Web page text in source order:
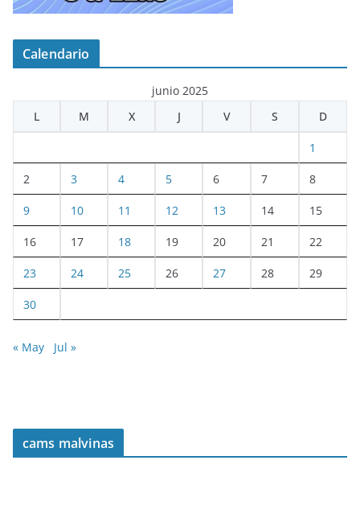
Calendario
junio 2025
L
M X J V S D
1
2 3 4 5 6 7 8
9 10 11 12 13 14 15
16 17 18 19 20 21 22
23 24 25 26 27 28 29
30
« May Jul »
cams malvinas